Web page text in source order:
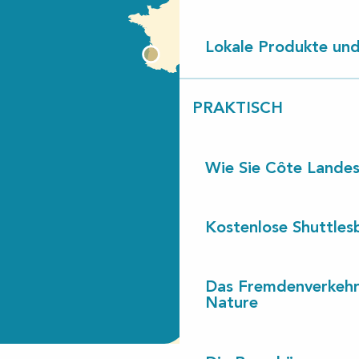
Lokale Produkte
PRAKTISCH
Wie Sie Côte
Kostenlose
Das
Nature